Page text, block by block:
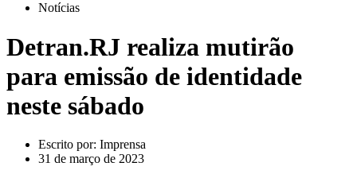
Notícias
Detran.RJ realiza mutirão
para emissão de identidade
neste sábado
Escrito por: Imprensa
31 de março de 2023